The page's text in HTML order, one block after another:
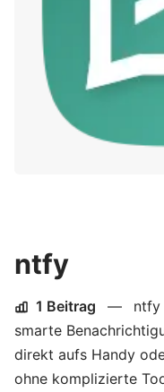
ntfy
1 Beitrag —
ntfy
smarte
direkt aufs Handy
ohne komplizierte